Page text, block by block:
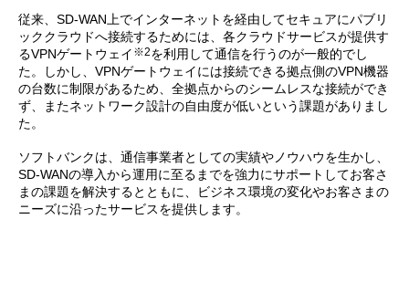
従来、SD-WAN上でインターネットを経由してセキュアにパブリ
ッククラウドへ接続するためには、各クラウドサービスが提供す
るVPNゲートウェイ ※2を利用して通信を行うのが一般的でし
た。しかし、VPNゲートウェイには接続できる拠点側のVPN機器
の台数に制限があるため、全拠点からのシームレスな接続ができ
ず、またネットワーク設計の自由度が低いという課題がありまし
た。
ソフトバンクは、通信事業者としての実績やノウハウを生かし、
SD-WANの導入から運用に至るまでを強力にサポートしてお客さ
まの課題を解決するとともに、ビジネス環境の変化やお客さまの
ニーズに沿ったサービスを提供します。